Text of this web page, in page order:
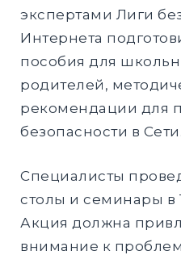
Найти:
экспертами Лиги
Интернета
пособия для
родителей,
рекомендации для
безопасности в Сети.
Специалисты
столы и семинары в
Акция должна
внимание к